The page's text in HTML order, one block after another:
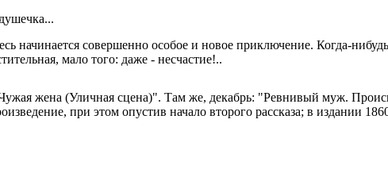
начинается совершенно особое и новое приключение. Когда-
мало того: даже - несчастие!..
жена (Уличная сцена)". Там же, декабрь: "Ревнивый муж.
при этом опустив начало второго рассказа; в издании